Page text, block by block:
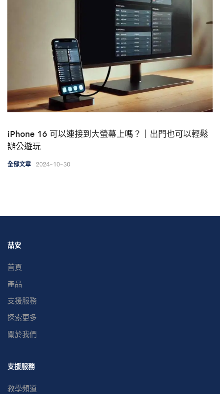
iPhone 16 可以連接到大螢幕上嗎？｜出門也可以輕鬆
辦公遊玩
全部文章 2024-10-30
喆安
首頁
產品
支援服務
探索更多
關於我們
支援服務
教學頻道